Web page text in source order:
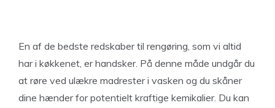
En af de bedste redskaber til rengøring, som vi altid
har i køkkenet, er handsker. På denne måde undgår du
at røre ved ulækre madrester i vasken og du skåner
dine hænder for potentielt kraftige kemikalier. Du kan